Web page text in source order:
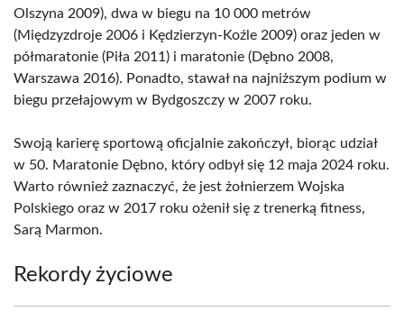
Olszyna 2009), dwa w biegu na 10 000 metrów
(Międzyzdroje 2006 i Kędzierzyn-Koźle 2009) oraz jeden w
półmaratonie (Piła 2011) i maratonie (Dębno 2008,
Warszawa 2016). Ponadto, stawał na najniższym podium w
biegu przełajowym w Bydgoszczy w 2007 roku.
Swoją karierę sportową oficjalnie zakończył, biorąc udział
w 50. Maratonie Dębno, który odbył się 12 maja 2024 roku.
Warto również zaznaczyć, że jest żołnierzem Wojska
Polskiego oraz w 2017 roku ożenił się z trenerką fitness,
Sarą Marmon.
Rekordy życiowe